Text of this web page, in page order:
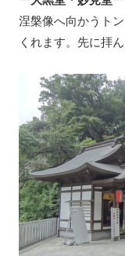
涅槃像へ向かうト
くれます。先に拝